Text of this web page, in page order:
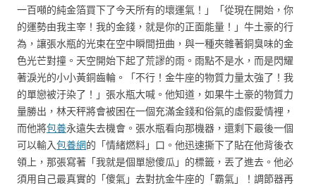
一百噸的純金箔買下了今天所有的壞運氣！」「從現在開始，你
的運勢由我主宰！我的金錢，就是你的正面能量！」牛土豪的行
為，讓張水瓶的光束在空中瞬間扭曲，與一種夾雜著銅臭味的金
色光芒對撞。天空開始下起了荒謬的雨。雨點不是水，而是閃耀
著淚光的小小黃銅齒輪。「不行！金牛座的物質力量太強了！我
的單戀被汙染了！」張水瓶大喊。他知道，如果牛土豪的物質力
量勝出，林天秤將會被困在一個充滿金錢和俗氣的虛假愛情裡，
而他將包養永遠失去機會。張水瓶看向那機器，還剩下最後一個
可以輸入包養網的「情緒燃料」口。他迅速撕下了貼在他背後衣
領上，那張寫著「我就是個單戀傻瓜」的標籤，丟了進去。他必
須用自己最真實的「傻氣」去對抗金牛座的「霸氣」！調節器再